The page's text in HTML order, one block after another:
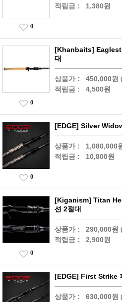
적립금 : 1,380원
0
[Khanbaits]
대
상품가 : 450,000원
적립금 : 4,500원
0
[EDGE] Silver
상품가 : 1,080,000
적립금 : 10,800원
0
[Kiganism] Titan
션 2절대
상품가 : 290,000원
적립금 : 2,900원
0
[EDGE] First Strike
상품가 : 630,000원